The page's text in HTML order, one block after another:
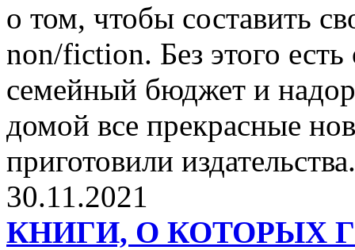
о том, чтобы составить
non/fiction. Без этого есть
семейный бюджет и
домой все прекрасные
приготовили издательства.
30.11.2021
КНИГИ, О КОТОРЫХ